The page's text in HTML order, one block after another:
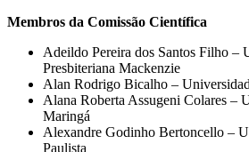
Membros da Comissão Científica
Adeildo Pereira dos Santos Filho –
Presbiteriana Mackenzie
Alan Rodrigo Bicalho –
Alana Roberta Assugeni Colares –
Maringá
Alexandre Godinho Bertoncello –
Paulista